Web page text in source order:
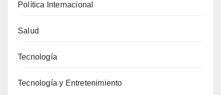
Política Internacional
Salud
Tecnología
Tecnología y Entretenimiento